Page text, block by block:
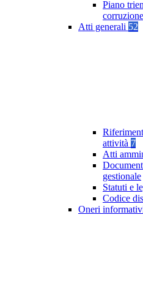
Piano
Atti generali 52
attività 7
Atti
gestionale
Statuti e
Codice
Oneri